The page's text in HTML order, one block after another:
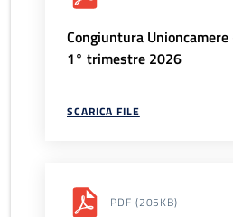
Congiuntura
1° trimestre 2026
SCARICA FILE
PDF (205KB)